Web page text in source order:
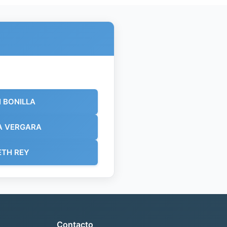
BONILLA
VERGARA
REY
Contacto